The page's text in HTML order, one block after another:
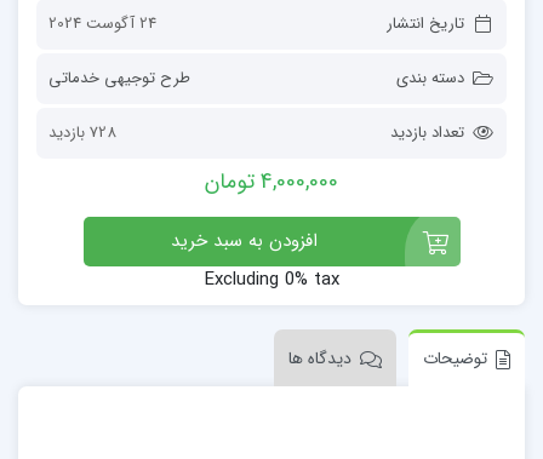
تاریخ انتشار 24 آگوست 2024
دسته بندی طرح توجیهی خدماتی
تعداد بازدید 728 بازدید
4,000,000 تومان
افزودن به سبد خرید
Excluding 0% tax
توضیحات دیدگاه ها